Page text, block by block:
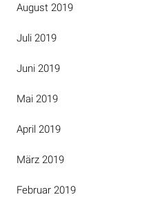
August 2019
Juli 2019
Juni 2019
Mai 2019
April 2019
März 2019
Februar 2019